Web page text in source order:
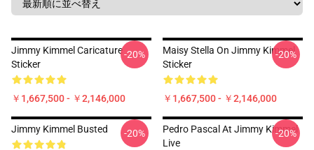
Jimmy Kimmel Caricature
Sticker
￥1,667,500 - ￥2,146,000
-20%
Maisy Stella On Jimmy Kimmel
Sticker
￥1,667,500 - ￥2,146,000
-20%
Jimmy Kimmel Busted -20%
Pedro Pascal At Jimmy Kimmel
Live
-20%